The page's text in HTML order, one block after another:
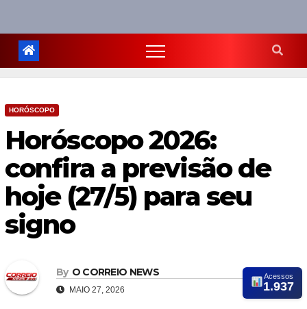
HORÓSCOPO
Horóscopo 2026:
confira a previsão de
hoje (27/5) para seu
signo
By O CORREIO NEWS
MAIO 27, 2026
Acessos
1.937